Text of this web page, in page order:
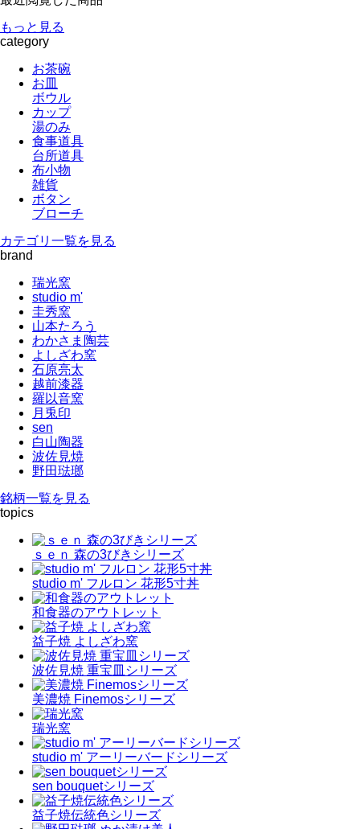
もっと見る
category
お茶碗
お皿
ボウル
カップ
湯のみ
食事道具
台所道具
布小物
雑貨
ボタン
ブローチ
カテゴリ一覧を見る
brand
瑞光窯
studio m'
圭秀窯
山本たろう
わかさま陶芸
よしざわ窯
石原亮太
越前漆器
羅以音窯
月兎印
sen
白山陶器
波佐見焼
野田琺瑯
銘柄一覧を見る
topics
ｓｅｎ 森の3びきシリーズ
studio m' フルロン 花形5寸丼
和食器のアウトレット
益子焼 よしざわ窯
波佐見焼 重宝皿シリーズ
美濃焼 Finemosシリーズ
瑞光窯
studio m' アーリーバードシリーズ
sen bouquetシリーズ
益子焼伝統色シリーズ